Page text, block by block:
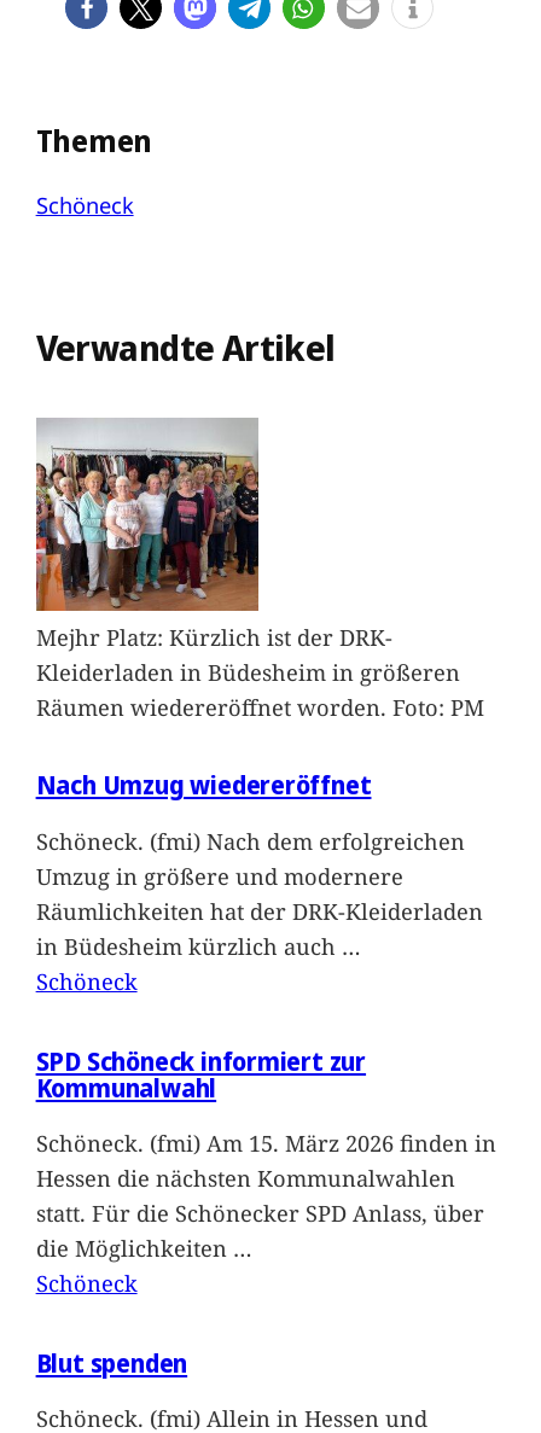
Themen
Schöneck
Verwandte Artikel
Mejhr Platz: Kürzlich ist der DRK-
Kleiderladen in Büdesheim in größeren
Räumen wiedereröffnet worden. Foto: PM
Nach Umzug wiedereröffnet
Schöneck. (fmi) Nach dem erfolgreichen
Umzug in größere und modernere
Räumlichkeiten hat der DRK-Kleiderladen
in Büdesheim kürzlich auch …
Schöneck
SPD Schöneck informiert zur
Kommunalwahl
Schöneck. (fmi) Am 15. März 2026 finden in
Hessen die nächsten Kommunalwahlen
statt. Für die Schönecker SPD Anlass, über
die Möglichkeiten …
Schöneck
Blut spenden
Schöneck. (fmi) Allein in Hessen und